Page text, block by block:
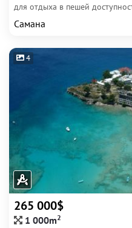
для отдыха в пешей
Самана
4
265 000$
1 000m2